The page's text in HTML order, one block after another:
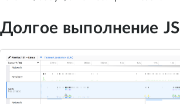
Долгое выполнение JS